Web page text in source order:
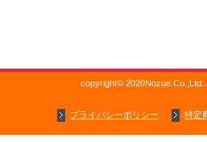
copyright©
プライバシーポリシー 特定